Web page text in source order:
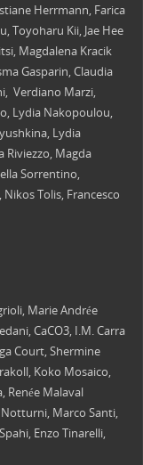
Herrmann, Farica
Toyoharu Kii, Jae Hee
Magdalena Kracik
Gasparin, Claudia
Verdiano Marzi,
Lydia Nakopoulou,
Lydia
Riviezzo, Magda
Sorrentino,
Tolis, Francesco
Marie Andrée
CaCO3, I.M. Carra
Court, Shermine
Koko Mosaico,
Renée Malaval
Marco Santi,
Enzo Tinarelli,